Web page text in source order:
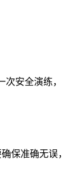
安全演练，
保准确无误，